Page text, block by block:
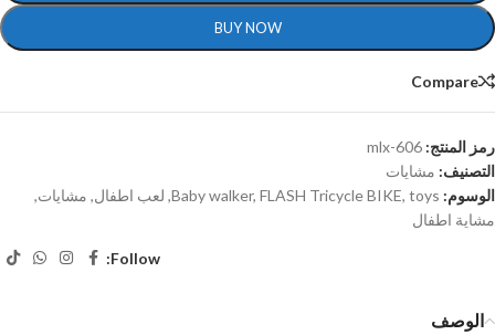
BUY NOW
Compare
رمز المنتج: mlx-606
التصنيف: مشايات
الوسوم:
Baby walker, FLASH Tricycle BIKE, toys
, لعب اطفال, مشايات,
مشاية اطفال
Follow:
الوصف